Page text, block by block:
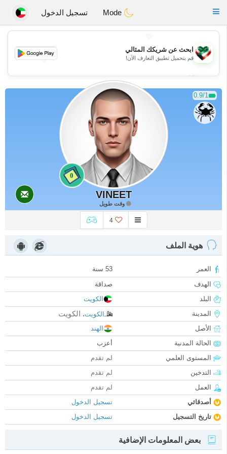
KuwaitChat
Toggle
تسجيل الدخول
💖
💕
💕
ابحث عن شريكك المثالي
قم بتحميل تطبيق التعارف الآن!
0.9/1
0
VINEET
وقت طويل
4
هوية الملف
العمر
53 سنة
الهدف
صداقة
البلد
الكويت
المدينة
الكويت، الكويت
الأصل
الهند
الحالة المدنية
أعزب
المستوى العلمي
لم تقدم
التدخين
لم تقدم
العمل
لم تقدم
أصدقائي
تسجيل الدخول
تاريخ التسجيل
تسجيل الدخول
بعض المعلومات الإضافية